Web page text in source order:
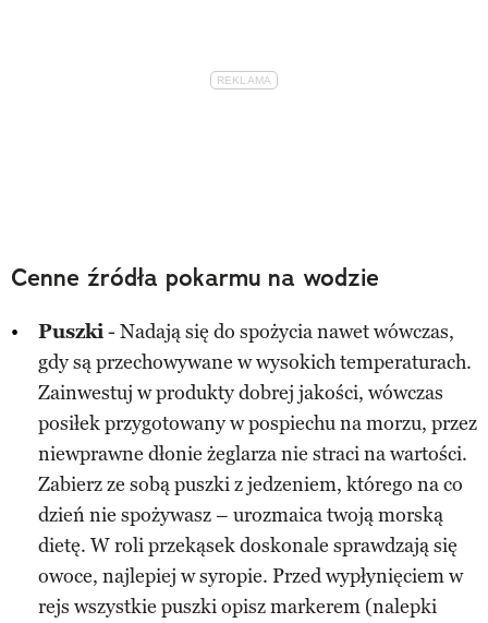
Cenne źródła pokarmu na wodzie
Puszki- Nadają się do spożycia nawet wówczas,
gdy są przechowywane w wysokich temperaturach.
Zainwestuj w produkty dobrej jakości, wówczas
posiłek przygotowany w pospiechu na morzu, przez
niewprawne dłonie żeglarza nie straci na wartości.
Zabierz ze sobą puszki z jedzeniem, którego na co
dzień nie spożywasz – urozmaica twoją morską
dietę. W roli przekąsek doskonale sprawdzają się
owoce, najlepiej w syropie. Przed wypłynięciem w
rejs wszystkie puszki opisz markerem (nalepki